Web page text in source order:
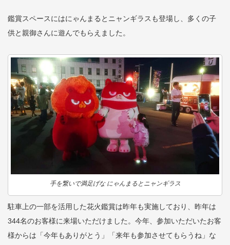
鑑賞スペースにはにゃんまるとニャンギラスも登場し、多くの子
供と親御さんに遊んでもらえました。
手を繋いで満足げな にゃんまるとニャンギラス
駐車上の一部を活用した花火鑑賞は昨年も実施しており、昨年は
344名のお客様に来場いただけました。今年、参加いただいたお客
様からは「今年もありがとう」「来年も参加させてもらうね」な